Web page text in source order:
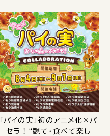
「パイの実」初のアニメ化×パ
セラ！“観て・食べて楽し